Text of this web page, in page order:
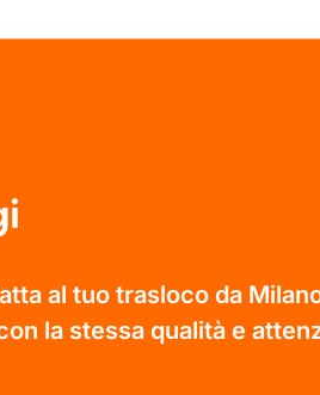
al tuo trasloco da
la stessa qualità e